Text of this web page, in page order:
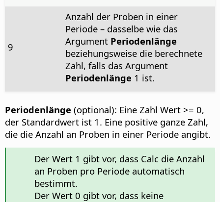
9
Anzahl der Proben in einer
Periode – dasselbe wie das
Argument Periodenlänge
beziehungsweise die berechnete
Zahl, falls das Argument
Periodenlänge 1 ist.
Periodenlänge (optional): Eine Zahl Wert >= 0,
der Standardwert ist 1. Eine positive ganze Zahl,
die die Anzahl an Proben in einer Periode angibt.
Der Wert 1 gibt vor, dass Calc die Anzahl
an Proben pro Periode automatisch
bestimmt.
Der Wert 0 gibt vor, dass keine